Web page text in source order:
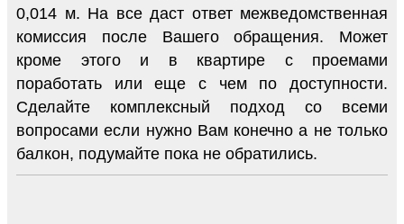
0,014 м. На все даст ответ межведомственная
комиссия после Вашего обращения. Может
кроме этого и в квартире с проемами
поработать или еще с чем по доступности.
Сделайте комплексный подход со всеми
вопросами если нужно Вам конечно а не только
балкон, подумайте пока не обратились.